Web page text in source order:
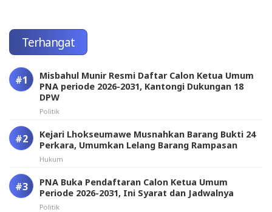
Terhangat
Misbahul Munir Resmi Daftar Calon Ketua Umum
PNA periode 2026-2031, Kantongi Dukungan 18
DPW
Politik
Kejari Lhokseumawe Musnahkan Barang Bukti 24
Perkara, Umumkan Lelang Barang Rampasan
Hukum
PNA Buka Pendaftaran Calon Ketua Umum
Periode 2026-2031, Ini Syarat dan Jadwalnya
Politik